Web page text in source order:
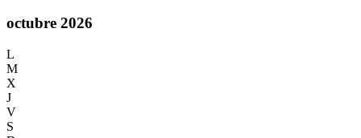
octubre 2026
L
M
X
J
V
S